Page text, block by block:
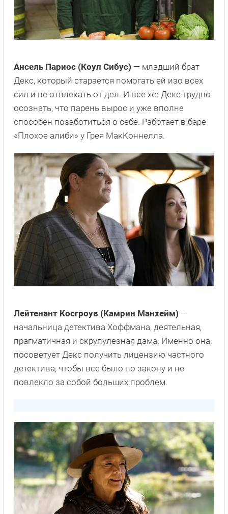
Ансель Париос (Коул Сибус) — младший брат
Декс, который старается помогать ей изо всех
сил и не отвлекать от дел. И все же Декс трудно
осознать, что парень вырос и уже вполне
способен позаботиться о себе. Работает в баре
«Плохое алиби» у Грея МакКоннелла.
Лейтенант Косгроув (Камрин Манхейм) —
начальница детектива Хоффмана, деятельная,
прагматичная и скрупулезная дама. Именно она
посоветует Декс получить лицензию частного
детектива, чтобы все было по закону и не
повлекло за собой больших проблем.